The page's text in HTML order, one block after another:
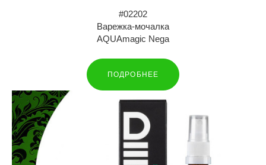
#02202
Варежка-мочалка
AQUAmagic Nega
ПОДРОБНЕЕ